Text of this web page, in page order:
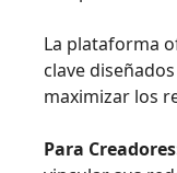
La plataforma
clave
maximizar los
Para